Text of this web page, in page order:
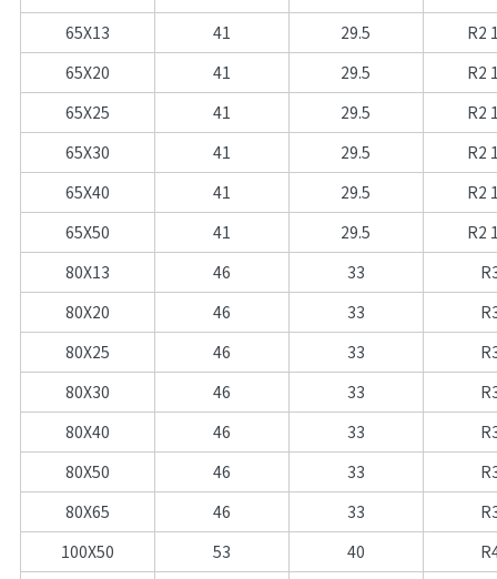
65X13
41 29.5
R2
65X20
41 29.5
R2
65X25
41 29.5
R2
65X30
41 29.5
R2
65X40
41 29.5
R2
65X50
41 29.5
R2
80X13
46 33
80X20
46 33
80X25
46 33
80X30
46 33
80X40
46 33
80X50
46 33
80X65
46 33
100X50
53 40